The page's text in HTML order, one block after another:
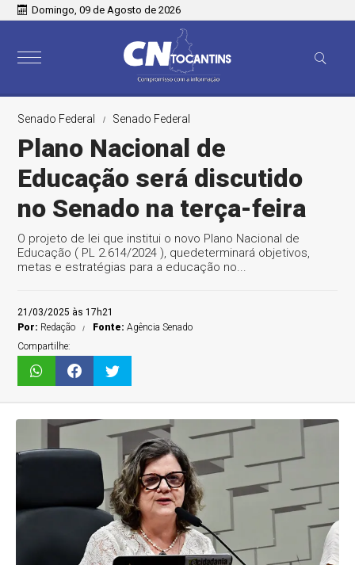
Domingo, 09 de Agosto de 2026
Senado Federal Senado Federal
Plano Nacional de
Educação será discutido
no Senado na terça-feira
O projeto de lei que institui o novo Plano Nacional de
Educação ( PL 2.614/2024 ), quedeterminará objetivos,
metas e estratégias para a educação no...
21/03/2025 às 17h21
Por: Redação Fonte:Agência Senado
Compartilhe: